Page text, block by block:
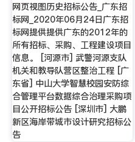
网页视图历史招标公告_广东招
标网_2020年06月24日广东招
标网提供提供广东的2012年的
所有招标、采购、工程建设项目
信息。 [河源市] 武警河源支队
机关和教导队营区整治工程 [广
东省] 中山大学智慧校园安防综
合管理平台数据综合治理采购项
目公开招标公告 [深圳市] 大鹏
新区海岸带城市设计研究招标公
告